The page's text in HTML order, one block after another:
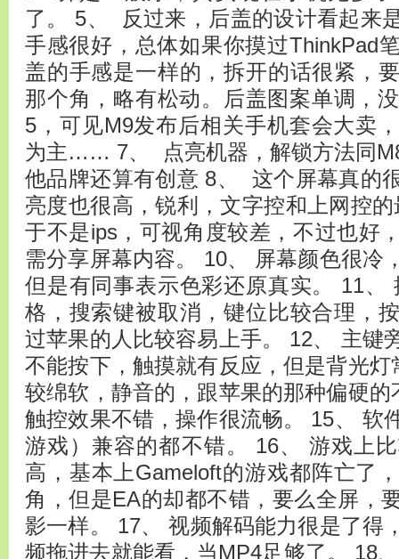
了。 5、 反过来，后盖的设计看起来
手感很好，总体如果你摸过ThinkPad
盖的手感是一样的，拆开的话很紧，
那个角，略有松动。后盖图案单调，
5，可见M9发布后相关手机套会大卖
为主…… 7、 点亮机器，解锁方法同
他品牌还算有创意 8、 这个屏幕真的
亮度也很高，锐利，文字控和上网控
于不是ips，可视角度较差，不过也好
需分享屏幕内容。 10、 屏幕颜色很冷
但是有同事表示色彩还原真实。 11、
格，搜索键被取消，键位比较合理，
过苹果的人比较容易上手。 12、 主键
不能按下，触摸就有反应，但是背光
较绵软，静音的，跟苹果的那种偏硬
触控效果不错，操作很流畅。 15、 软
游戏）兼容的都不错。 16、 游戏上
高，基本上Gameloft的游戏都阵亡了
角，但是EA的却都不错，要么全屏，
影一样。 17、 视频解码能力很是了得
频拖进去就能看，当MP4足够了。 18